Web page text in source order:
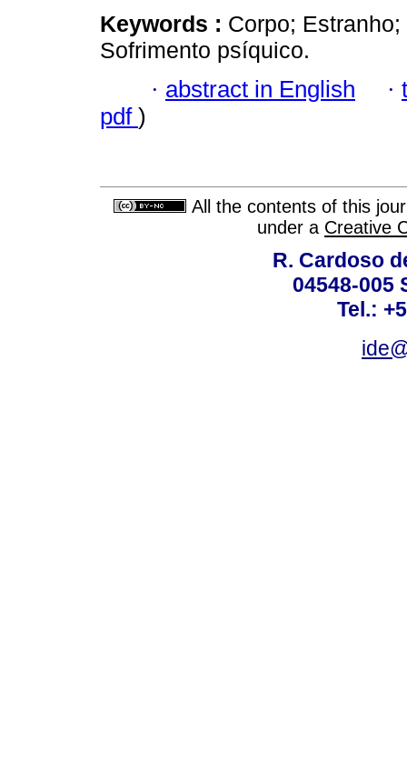
Keywords : Corpo;
Sofrimento psíquico.
· abstract in English ·
pdf )
All the contents of this
under a Creative
R. Cardoso
04548-005
Tel.: